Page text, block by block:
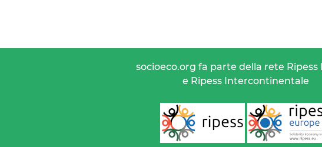
socioeco.org fa parte della rete Ripess
e Ripess Intercontinentale